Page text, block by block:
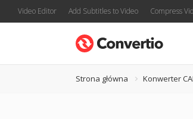
Video Editor Add Subtitles to Video Compress
Strona główna Konwerter